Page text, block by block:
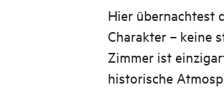
Hier übernachtest
Charakter – keine
Zimmer ist
historische